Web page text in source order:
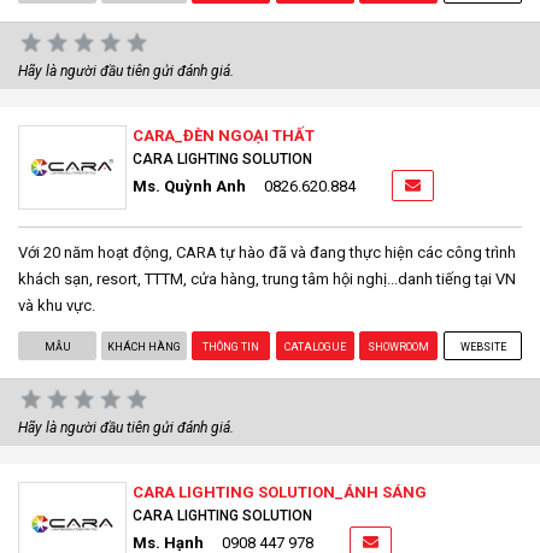
Hãy là người đầu tiên gửi đánh giá.
CARA_ĐÈN NGOẠI THẤT
CARA LIGHTING SOLUTION
Ms. Quỳnh Anh 0826.620.884
Với 20 năm hoạt động, CARA tự hào đã và đang thực hiện các công trình
khách sạn, resort, TTTM, cửa hàng, trung tâm hội nghị...danh tiếng tại VN
và khu vực.
MẪU KHÁCH HÀNG THÔNG TIN CATALOGUE SHOWROOM WEBSITE
Hãy là người đầu tiên gửi đánh giá.
CARA LIGHTING SOLUTION_ÁNH SÁNG
CARA LIGHTING SOLUTION
Ms. Hạnh 0908 447 978